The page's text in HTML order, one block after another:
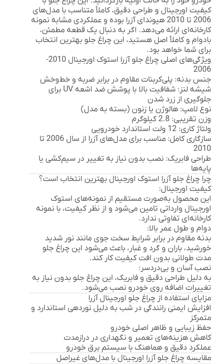
کیفیت اورجینال و طراحی دقیق، کاملاً متناسب با مدل‌های
2006 تا 2010 هیوندای آزرا بوده و عملکردی مشابه نمونه
کارخانه‌ای ارائه می‌دهد. اگر به دنبال یک قطعه مطمئن،
بادوام و کاملاً اصل هستید، این چراغ جلو بهترین انتخاب
برای شما خواهد بود.
ویژگی‌های اصلی چراغ جلو آزرا استوک اورجینال 2010-
2006
جنس بدنه: پلی‌کربنات مقاوم در برابر ضربه و خط‌وخش
شیشه لنز:
شفافیت بالا با پوشش ضد اشعه UV برای
جلوگیری از زرد شدن
نوع لامپ: هالوژن یا زنون (بسته به مدل)
وزن تقریبی:
ولتاژ کاری:
سازگاری کامل:
مناسب برای مدل‌های آزرا از سال 2006 تا
2010
طراحی فابریک: نصب بدون نیاز به تغییر در سیم‌کشی یا
پایه‌ها
چرا چراغ جلو آزرا استوک اورجینال بهترین انتخاب است؟
کیفیت اورجینال:
این محصول به‌صورت مستقیم از نمونه‌های استوک
اورجینال وارداتی تامین می‌شود و از نظر کیفیت، با نمونه
کارخانه‌ای تفاوتی ندارد.
دوام و طول عمر بالا:
بدنه مقاوم در برابر شرایط سخت جوی مانند نور شدید
خورشید، باران و گرد و غبار، باعث می‌شود این چراغ جلو
مدت طولانی بدون افت کیفیت کار کند.
نصب آسان و بی‌دردسر:
به دلیل طراحی دقیق و فابریک، این چراغ جلو بدون نیاز به
تغییرات اضافه روی خودرو نصب می‌شود.
مزایای استفاده از چراغ جلو اورجینال آزرا
افزایش ایمنی رانندگی در شب به دلیل نوردهی استاندارد و
متمرکز
حفظ زیبایی و ظاهر اصلی خودرو
کاهش هزینه‌های تعمیر و نگهداری در درازمدت
عملکرد دقیق و هماهنگ با سیستم برق خودرو
مقایسه چراغ جلو آزرا اورجینال با مدل‌های غیراصل